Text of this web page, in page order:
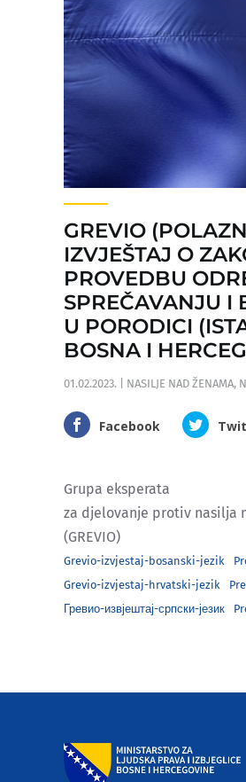
GREVIO
IZVJEŠTAJ O
PROVEDBU
SPREČAVANJU I
U PORODICI
BOSNA I
01.02.2023. NASILJE NAD ŽENAMA,
Facebook
Grupa eksperata
za djelovanje protiv nasilja
(GREVIO)
Grevio-izvjestaj-bosanski-jezik
Grevio-izvjestaj-hrvatski-jezik
Гревио-извјештај-српски-језик